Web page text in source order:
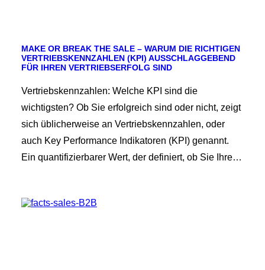
MAKE OR BREAK THE SALE – WARUM DIE RICHTIGEN
VERTRIEBSKENNZAHLEN (KPI) AUSSCHLAGGEBEND
FÜR IHREN VERTRIEBSERFOLG SIND
Vertriebskennzahlen: Welche KPI sind die
wichtigsten? Ob Sie erfolgreich sind oder nicht, zeigt
sich üblicherweise an Vertriebskennzahlen, oder
auch Key Performance Indikatoren (KPI) genannt.
Ein quantifizierbarer Wert, der definiert, ob Sie Ihre…